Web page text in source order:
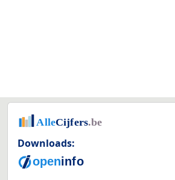
Downloads: